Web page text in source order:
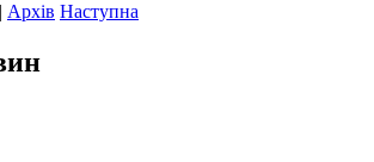
Архів Наступна